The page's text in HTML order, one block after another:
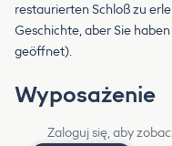
restaurierten Schloß zu
Geschichte, aber Sie
geöffnet).
Wyposażenie
Zaloguj się, aby